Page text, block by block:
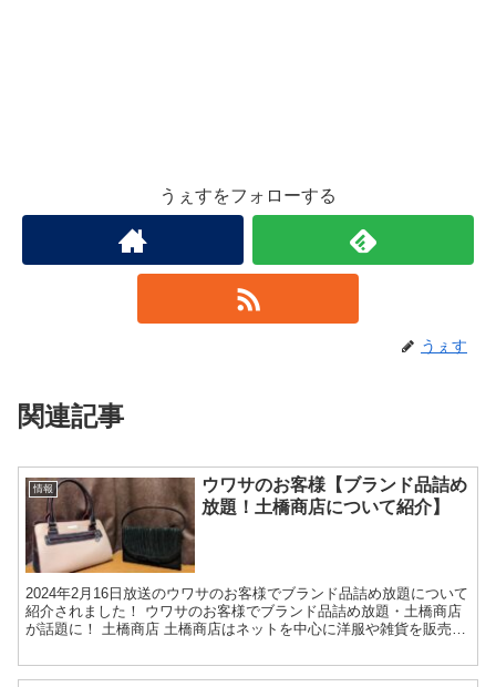
うぇすをフォローする
うぇす
関連記事
情報
ウワサのお客様【ブランド品詰め
放題！土橋商店について紹介】
2024年2月16日放送のウワサのお客様でブランド品詰め放題について
紹介されました！ ウワサのお客様でブランド品詰め放題・土橋商店
が話題に！ 土橋商店 土橋商店はネットを中心に洋服や雑貨を販売し